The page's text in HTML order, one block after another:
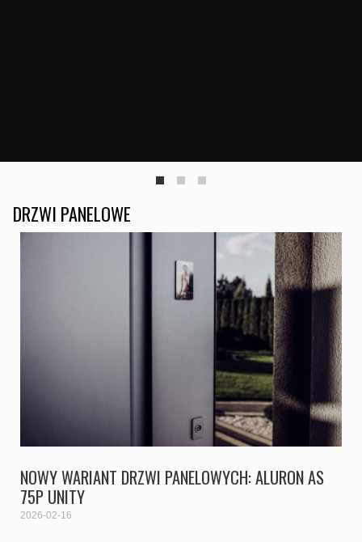
DRZWI PANELOWE
NOWY WARIANT DRZWI PANELOWYCH: ALURON AS
75P UNITY
2026-02-16